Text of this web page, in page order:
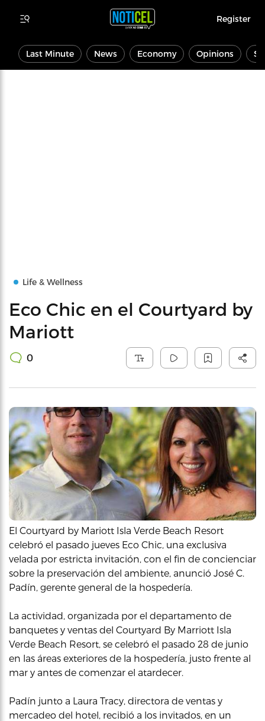
Register
Last Minute News Economy Opinions
Life & Wellness
Eco Chic en el Courtyard by
Mariott
0
El Courtyard by Mariott Isla Verde Beach Resort
celebró el pasado jueves Eco Chic, una exclusiva
velada por estricta invitación, con el fin de concienciar
sobre la preservación del ambiente, anunció José C.
Padín, gerente general de la hospedería.
La actividad, organizada por el departamento de
banquetes y ventas del Courtyard By Marriott Isla
Verde Beach Resort, se celebró el pasado 28 de junio
en las áreas exteriores de la hospedería, justo frente al
mar y antes de comenzar el atardecer.
Padín junto a Laura Tracy, directora de ventas y
mercadeo del hotel, recibió a los invitados, en un